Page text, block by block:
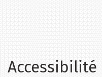
Accessibilité